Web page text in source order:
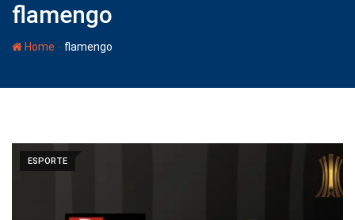
flamengo
Home - flamengo
ESPORTE